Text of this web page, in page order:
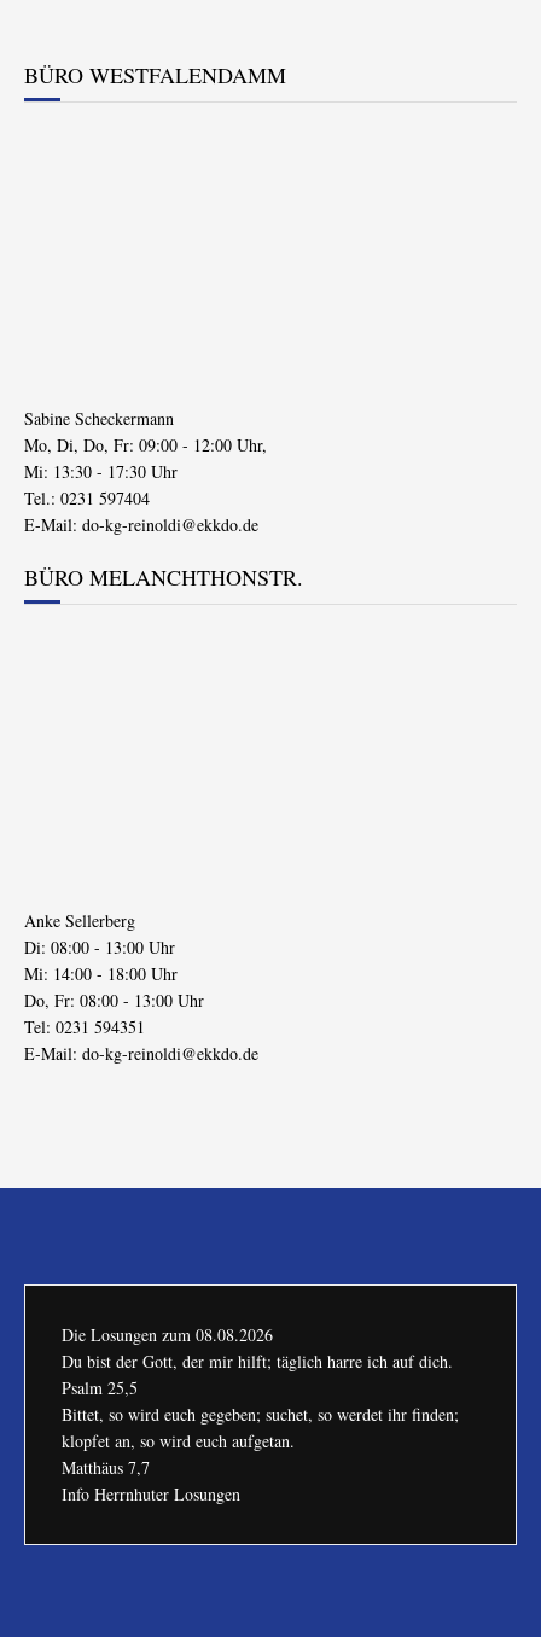
BÜRO WESTFALENDAMM
Sabine Scheckermann
Mo, Di, Do, Fr: 09:00 - 12:00 Uhr,
Mi: 13:30 - 17:30 Uhr
Tel.: 0231 597404
E-Mail: do-kg-reinoldi@ekkdo.de
BÜRO MELANCHTHONSTR.
Anke Sellerberg
Di: 08:00 - 13:00 Uhr
Mi: 14:00 - 18:00 Uhr
Do, Fr: 08:00 - 13:00 Uhr
Tel: 0231 594351
E-Mail: do-kg-reinoldi@ekkdo.de
Die Losungen zum 08.08.2026
Du bist der Gott, der mir hilft; täglich harre ich auf dich.
Psalm 25,5
Bittet, so wird euch gegeben; suchet, so werdet ihr finden;
klopfet an, so wird euch aufgetan.
Matthäus 7,7
Info Herrnhuter Losungen